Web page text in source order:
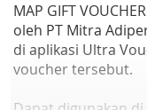
MAP GIFT
oleh PT Mitra
di aplikasi Ultra
voucher tersebut.